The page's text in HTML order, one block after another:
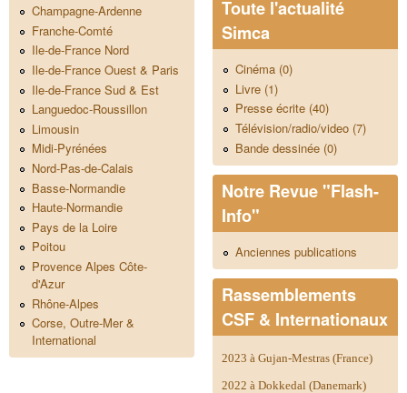
Champagne-Ardenne
Franche-Comté
Ile-de-France Nord
Ile-de-France Ouest & Paris
Ile-de-France Sud & Est
Languedoc-Roussillon
Limousin
Midi-Pyrénées
Nord-Pas-de-Calais
Basse-Normandie
Haute-Normandie
Pays de la Loire
Poitou
Provence Alpes Côte-
d'Azur
Rhône-Alpes
Corse, Outre-Mer &
International
Toute l'actualité
Simca
Cinéma (0)
Livre (1)
Presse écrite (40)
Télévision/radio/video (7)
Bande dessinée (0)
Notre Revue "Flash-
Info"
Anciennes publications
Rassemblements
CSF & Internationaux
2023 à Gujan-Mestras (France)
2022 à Dokkedal (Danemark)